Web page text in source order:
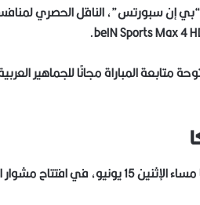
متابعة المباراة مجانًا للجماهير
منافسات المجموعة السابعة.